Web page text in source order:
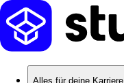
Alles für deine Karriere